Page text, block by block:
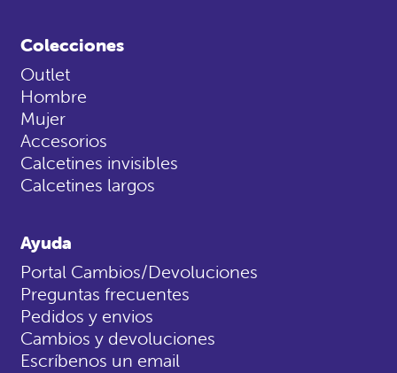
Colecciones
Outlet
Hombre
Mujer
Accesorios
Calcetines invisibles
Calcetines largos
Ayuda
Portal Cambios/Devoluciones
Preguntas frecuentes
Pedidos y envios
Cambios y devoluciones
Escríbenos un email